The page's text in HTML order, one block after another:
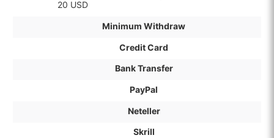
20 USD
Minimum Withdraw
Credit Card
Bank Transfer
PayPal
Neteller
Skrill